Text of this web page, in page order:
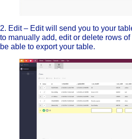
2. Edit – Edit will send you to your
to manually add, edit or delete rows
be able to export your table.